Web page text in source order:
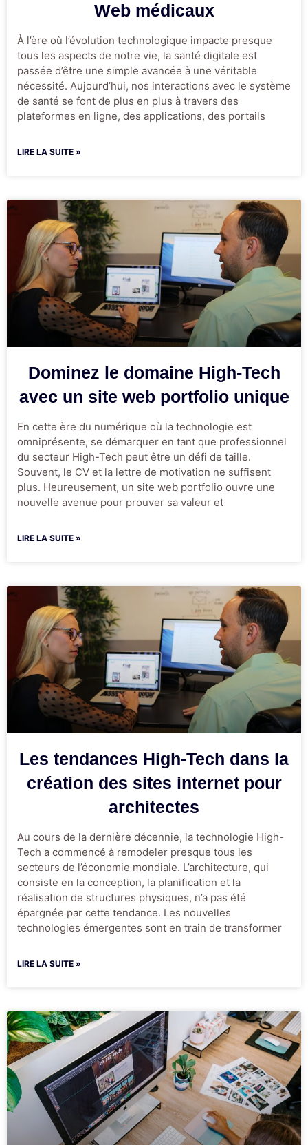
Web médicaux
À l’ère où l’évolution technologique impacte presque
tous les aspects de notre vie, la santé digitale est
passée d’être une simple avancée à une véritable
nécessité. Aujourd’hui, nos interactions avec le système
de santé se font de plus en plus à travers des
plateformes en ligne, des applications, des portails
LIRE LA SUITE »
Dominez le domaine High-Tech
avec un site web portfolio unique
En cette ère du numérique où la technologie est
omniprésente, se démarquer en tant que professionnel
du secteur High-Tech peut être un défi de taille.
Souvent, le CV et la lettre de motivation ne suffisent
plus. Heureusement, un site web portfolio ouvre une
nouvelle avenue pour prouver sa valeur et
LIRE LA SUITE »
Les tendances High-Tech dans la
création des sites internet pour
architectes
Au cours de la dernière décennie, la technologie High-
Tech a commencé à remodeler presque tous les
secteurs de l’économie mondiale. L’architecture, qui
consiste en la conception, la planification et la
réalisation de structures physiques, n’a pas été
épargnée par cette tendance. Les nouvelles
technologies émergentes sont en train de transformer
LIRE LA SUITE »